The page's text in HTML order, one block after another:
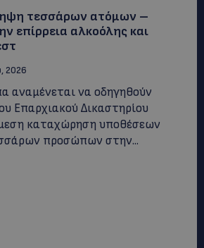
τεσσάρων ατόμων –
επίρρεια αλκοόλης και
2026
αναμένεται να οδηγηθούν
Επαρχιακού Δικαστηρίου
καταχώρηση υποθέσεων
προσώπων στην...